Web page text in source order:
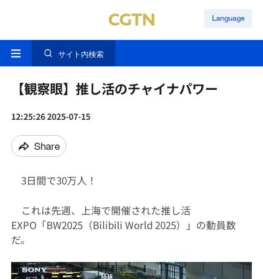
Language
サイト内検索
【観察眼】推し活のチャイナパワー
12:25:26 2025-07-15
Share
3日間で30万人！
これは先週、上海で開催された推し活
EXPO「BW2025（Bilibili World 2025）」の動員数
だ。